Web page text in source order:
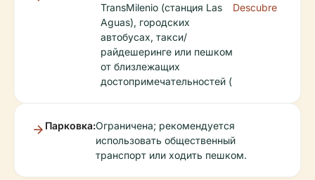
TransMilenio (станция Las
Aguas), городских
автобусах, такси/
райдешеринге или пешком
от близлежащих
достопримечательностей (
Descubre
Парковка:Ограничена; рекомендуется
использовать общественный
транспорт или ходить пешком.